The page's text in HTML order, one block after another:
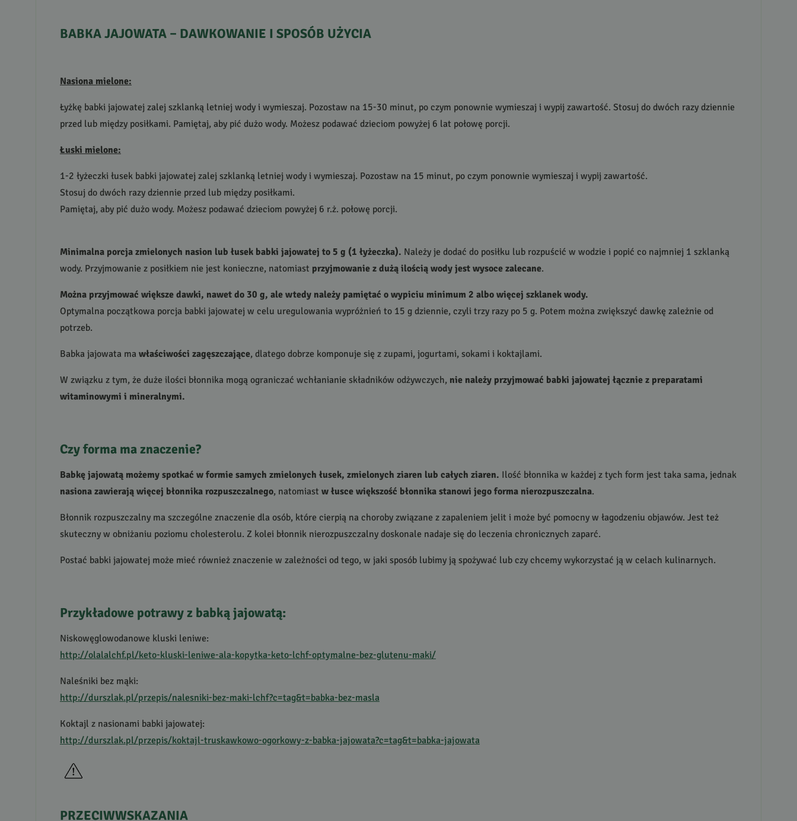
BABKAJAJOWATA – DAWKOWANIE I SPOSÓB UŻYCIA
Nasiona mielone:
Łyżkę babki jajowatej zalej szklanką letniej wody i wymieszaj. Pozostaw na 15-30 minut, po czym ponownie wymieszaj i wypij zawartość. Stosuj do dwóch razy dziennie
przed lub między posiłkami. Pamiętaj, aby pić dużo wody. Możesz podawać dzieciom powyżej 6 lat połowę porcji.
Łuski mielone:
1-2 łyżeczki łusek babki jajowatej zalej szklanką letniej wody i wymieszaj. Pozostaw na 15 minut, po czym ponownie wymieszaj i wypij zawartość.
Stosuj do dwóch razy dziennie przed lub między posiłkami.
Pamiętaj, aby pić dużo wody. Możesz podawać dzieciom powyżej 6 r.ż. połowę porcji.
Minimalna porcja zmielonych nasion lub łusek babki jajowatej to 5 g (1 łyżeczka). Należy je dodać do posiłku lub rozpuścić w wodzie i popić co najmniej 1 szklanką
wody. Przyjmowanie z posiłkiem nie jest konieczne, natomiast przyjmowanie z dużą ilością wody jest wysoce zalecane.
Można przyjmować większe dawki, nawet do 30 g, ale wtedy należy pamiętać o wypiciu minimum 2 albo więcej szklanek wody.
Optymalna początkowa porcja babki jajowatej w celu uregulowania wypróżnień to 15 g dziennie, czyli trzy razy po 5 g. Potem można zwiększyć dawkę zależnie od
potrzeb.
Babka jajowata ma właściwości zagęszczające, dlatego dobrze komponuje się z zupami, jogurtami, sokami i koktajlami.
W związku z tym, że duże ilości błonnika mogą ograniczać wchłanianie składników odżywczych, nie należy przyjmować babki jajowatej łącznie z preparatami
witaminowymi i mineralnymi.
Czy forma ma znaczenie?
Babkę jajowatą możemy spotkać w formie samych zmielonych łusek, zmielonych ziaren lub całych ziaren. Ilość błonnika w każdej z tych form jest taka sama, jednak
nasiona zawierają więcej błonnika rozpuszczalnego, natomiast w łusce większość błonnika stanowi jego forma nierozpuszczalna.
Błonnik rozpuszczalny ma szczególne znaczenie dla osób, które cierpią na choroby związane z zapaleniem jelit i może być pomocny w łagodzeniu objawów. Jest też
skuteczny w obniżaniu poziomu cholesterolu. Z kolei błonnik nierozpuszczalny doskonale nadaje się do leczenia chronicznych zaparć.
Postać babki jajowatej może mieć również znaczenie w zależności od tego, w jaki sposób lubimy ją spożywać lub czy chcemy wykorzystać ją w celach kulinarnych.
Przykładowe potrawy z babką jajowatą:
Niskowęglowodanowe kluski leniwe:
http://olalalchf.pl/keto-kluski-leniwe-ala-kopytka-keto-lchf-optymalne-bez-glutenu-maki/
Naleśniki bez mąki:
http://durszlak.pl/przepis/nalesniki-bez-maki-lchf?c=tag&t=babka-bez-masla
Koktajl z nasionami babki jajowatej:
http://durszlak.pl/przepis/koktajl-truskawkowo-ogorkowy-z-babka-jajowata?c=tag&t=babka-jajowata
PRZECIWWSKAZANIA